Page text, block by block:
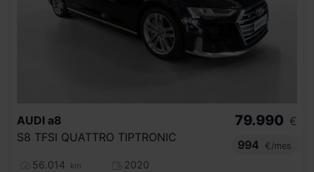
AUDI a8
S8 TFSI QUATTRO TIPTRONIC
56.014 km
2020
79.990 €
994
€/mes